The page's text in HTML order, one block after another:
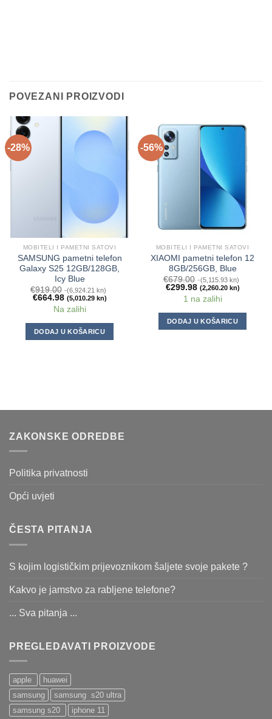
POVEZANI PROIZVODI
-28%
MOBITELI I PAMETNI SATOVI
SAMSUNG pametni telefon
Galaxy S25 12GB/128GB,
Icy Blue
€919.00 (6,924.21 kn)
€664.98 (5,010.29 kn)
Na zalihi
DODAJ U KOŠARICU
-56%
MOBITELI I PAMETNI SATOVI
XIAOMI pametni telefon 12
8GB/256GB, Blue
€679.00 (5,115.93 kn)
€299.98 (2,260.20 kn)
1 na zalihi
DODAJ U KOŠARICU
ZAKONSKE ODREDBE
Politika privatnosti
Opći uvjeti
ČESTA PITANJA
S kojim logističkim prijevoznikom šaljete svoje pakete ?
Kakvo je jamstvo za rabljene telefone?
... Sva pitanja ...
PREGLEDAVATI PROIZVODE
apple
huawei
samsung
samsung s20 ultra
samsung s20
iphone 11